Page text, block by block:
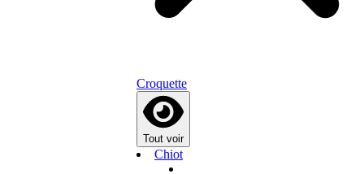
Croquette
Tout voir
Chiot